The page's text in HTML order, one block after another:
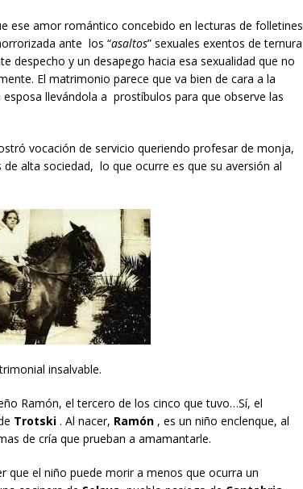
ese amor romántico concebido en lecturas de folletines
ante los “asaltos” sexuales exentos de ternura
despecho y un desapego hacia esa sexualidad que no
El matrimonio parece que va bien de cara a la
llevándola a prostíbulos para que observe las
vocación de servicio queriendo profesar de monja,
alta sociedad, lo que ocurre es que su aversión al
insalvable.
Ramón, el tercero de los cinco que tuvo…Sí, el
Trotski . Al nacer, Ramón , es un niño enclenque, al
de cría que prueban a amamantarle.
que el niño puede morir a menos que ocurra un